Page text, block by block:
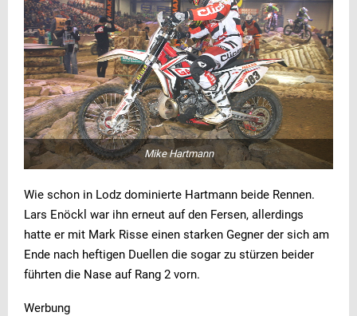
Mike Hartmann
Wie schon in Lodz dominierte Hartmann beide Rennen.
Lars Enöckl war ihn erneut auf den Fersen, allerdings
hatte er mit Mark Risse einen starken Gegner der sich am
Ende nach heftigen Duellen die sogar zu stürzen beider
führten die Nase auf Rang 2 vorn.
Werbung